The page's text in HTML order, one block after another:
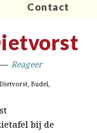
Contact
Reageer
bij de